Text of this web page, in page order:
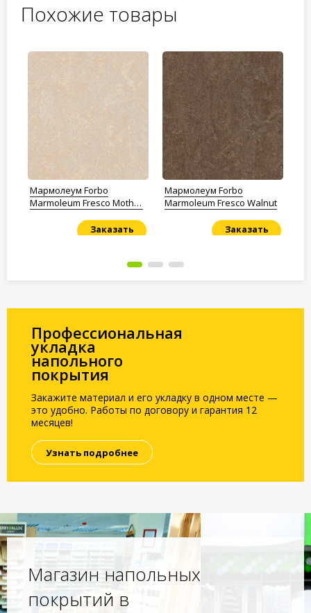
Похожие товары
Мармолеум Forbo
Marmoleum Fresco Mother
Заказать
Мармолеум Forbo
Marmoleum Fresco Walnut
Заказать
Профессиональная
укладка
напольного
покрытия
Закажите материал и его укладку в одном месте —
это удобно. Работы по договору и гарантия 12
месяцев!
Узнать подробнее
Магазин напольных
покрытий в